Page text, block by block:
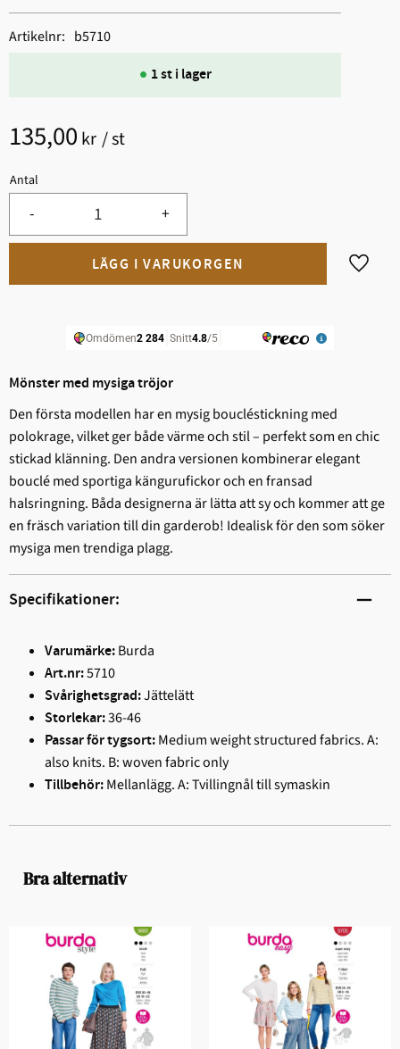
135,00 kr /st
Antal
+
-
Lägg
1 st i lager
Artikelnr b5710
Mönster med mysiga tröjor
Den första modellen har en mysig boucléstickning med
polokrage, vilket ger både värme och stil – perfekt som en chic
stickad klänning. Den andra versionen kombinerar elegant
bouclé med sportiga kängurufickor och en fransad
halsringning. Båda designerna är lätta att sy och kommer att ge
en fräsch variation till din garderob! Idealisk för den som söker
mysiga men trendiga plagg.
Specifikationer:
Varumärke:Burda
Art.nr:5710
Svårighetsgrad:Jättelätt
Storlekar:36-46
Passar för tygsort:Medium weight structured fabrics. A:
also knits. B: woven fabric only
Tillbehör:Mellanlägg. A: Tvillingnål till symaskin
Bra alternativ